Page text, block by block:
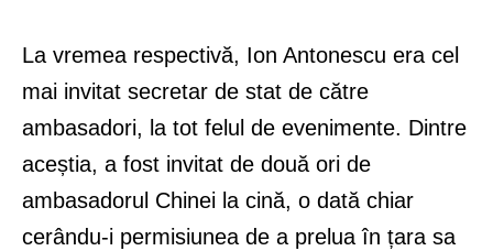
La vremea respectivă, Ion Antonescu era cel
mai invitat secretar de stat de către
ambasadori, la tot felul de evenimente. Dintre
aceștia, a fost invitat de două ori de
ambasadorul Chinei la cină, o dată chiar
cerându-i permisiunea de a prelua în țara sa